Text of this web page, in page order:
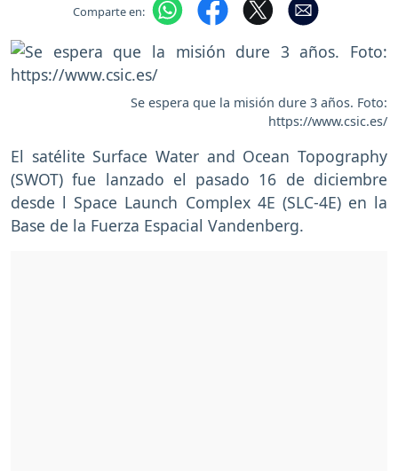
Comparte en:
Se espera que la misión dure 3 años. Foto:
https://www.csic.es/
El satélite Surface Water and Ocean Topography
(SWOT) fue lanzado el pasado 16 de diciembre
desde l Space Launch Complex 4E (SLC-4E) en la
Base de la Fuerza Espacial Vandenberg.